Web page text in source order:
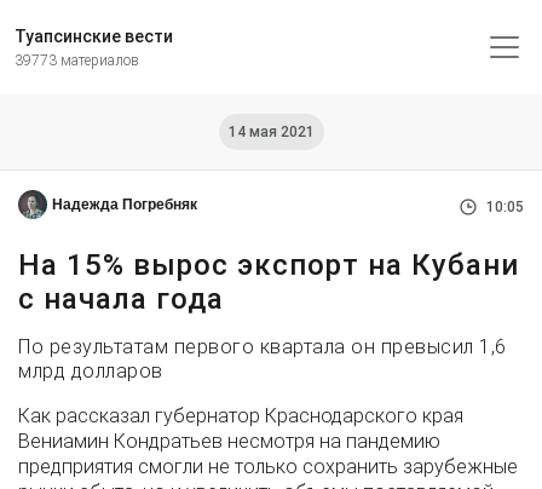
Туапсинские вести
39773 материалов
14 мая 2021
Надежда Погребняк 10:05
На 15% вырос экспорт на Кубани
с начала года
По результатам первого квартала он превысил 1,6
млрд долларов
Как рассказал губернатор Краснодарского края
Вениамин Кондратьев несмотря на пандемию
предприятия смогли не только сохранить зарубежные